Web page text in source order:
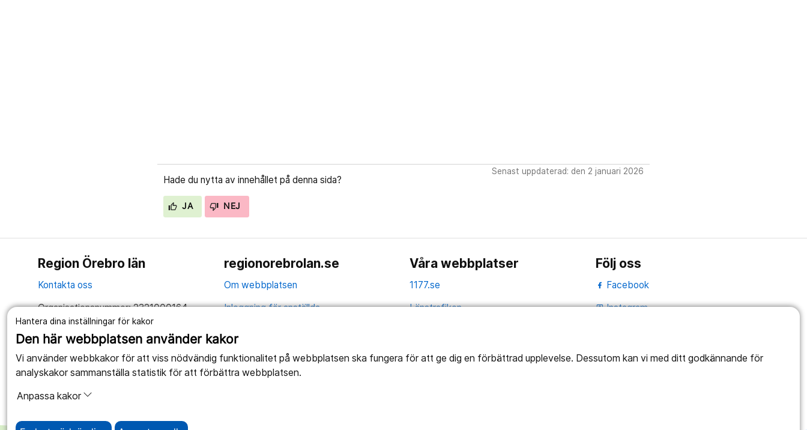
Hantera dina inställningar för kakor
Den här webbplatsen använder kakor
Vi använder webbkakor för att viss nödvändig funktionalitet på webbplatsen ska fungera för att ge dig en förbättrad upplevelse. Dessutom kan vi med ditt godkännande för
analyskakor sammanställa statistik för att förbättra webbplatsen.
Anpassa kakor
Hade du nytta av innehållet på denna sida?
JA NEJ
Senast uppdaterad: den 2 januari 2026
Region Örebro län
Kontakta oss
Organisationsnummer: 2321000164
regionorebrolan.se
Om webbplatsen
Inloggning för anställda
Anslagstavla
Tillgänglighetsredogörelse
Våra webbplatser
1177.se
Länstrafiken
Utveckling
Följ oss
Facebook
portraitInstagram